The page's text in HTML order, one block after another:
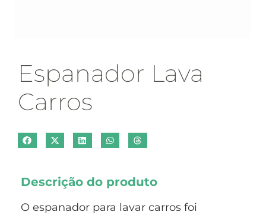
Espanador Lava
Carros
Descrição do produto
O espanador para lavar carros foi